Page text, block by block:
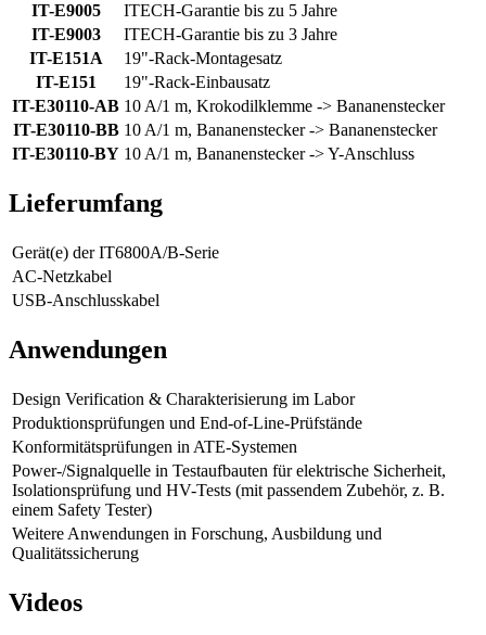
IT-E9005
ITECH-Garantie bis zu 5 Jahre
IT-E9003
ITECH-Garantie bis zu 3 Jahre
IT-E151A
19"-Rack-Montagesatz
IT-E151
19"-Rack-Einbausatz
IT-E30110-AB 10 A/1 m, Krokodilklemme -> Bananenstecker
IT-E30110-BB 10 A/1 m, Bananenstecker -> Bananenstecker
IT-E30110-BY 10 A/1 m, Bananenstecker -> Y-Anschluss
Lieferumfang
Gerät(e) der IT6800A/B-Serie
AC-Netzkabel
USB-Anschlusskabel
Anwendungen
Design Verification & Charakterisierung im Labor
Produktionsprüfungen und End-of-Line-Prüfstände
Konformitätsprüfungen in ATE-Systemen
Power-/Signalquelle in Testaufbauten für elektrische Sicherheit,
Isolationsprüfung und HV-Tests (mit passendem Zubehör, z. B.
einem Safety Tester)
Weitere Anwendungen in Forschung, Ausbildung und
Qualitätssicherung
Videos